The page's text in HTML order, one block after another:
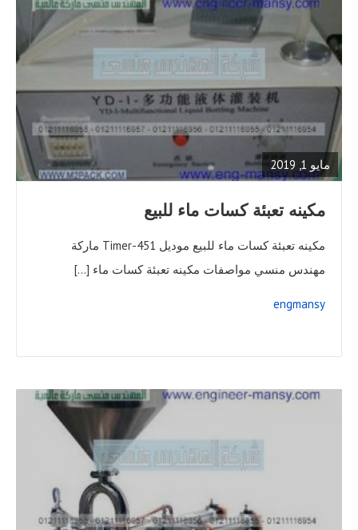
مايو 1, 2019
READ
FULL
POST
مكينه تعبئة كسات ماء للبيع
مكينه تعبئة كسات ماء للبيع موديل 451-Timer ماركة
مهندس منسي مواصفات مكينه تعبئة كسات ماء […]
engmansy
FULL